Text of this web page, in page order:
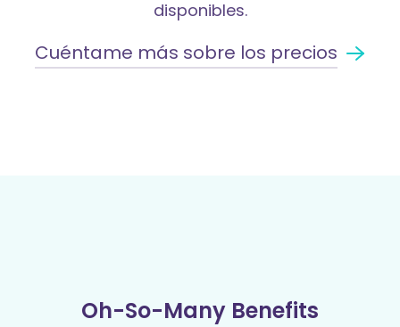
disponibles.
Cuéntame más sobre los precios
Oh-So-Many Benefits